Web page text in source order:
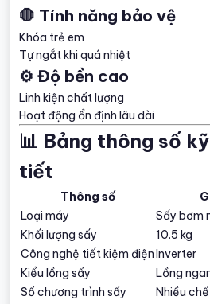
🛑 Tính năng bảo vệ
Khóa trẻ em
Tự ngắt khi quá nhiệt
⚙️ Độ bền cao
Linh kiện chất lượng
Hoạt động ổn định lâu dài
📊 Bảng thông số
tiết
Thông số
Loại máy
Sấy bơm
Khối lượng sấy
10.5 kg
Công nghệ tiết kiệm điệnInverter
Kiểu lồng sấy
Lồng
Số chương trình sấy
Nhiều